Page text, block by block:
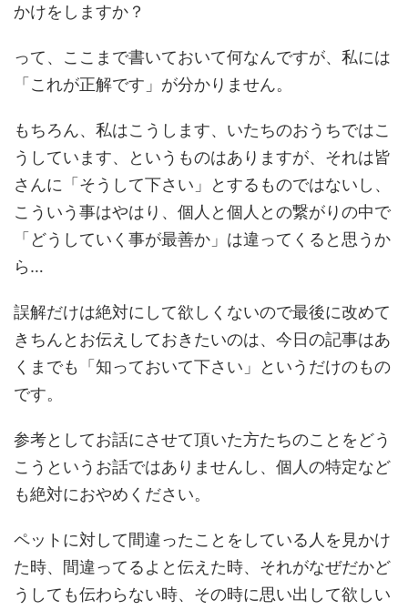
かけをしますか？
って、ここまで書いておいて何なんですが、私には
「これが正解です」が分かりません。
もちろん、私はこうします、いたちのおうちではこ
うしています、というものはありますが、それは皆
さんに「そうして下さい」とするものではないし、
こういう事はやはり、個人と個人との繋がりの中で
「どうしていく事が最善か」は違ってくると思うか
ら…
誤解だけは絶対にして欲しくないので最後に改めて
きちんとお伝えしておきたいのは、今日の記事はあ
くまでも「知っておいて下さい」というだけのもの
です。
参考としてお話にさせて頂いた方たちのことをどう
こうというお話ではありませんし、個人の特定など
も絶対におやめください。
ペットに対して間違ったことをしている人を見かけ
た時、間違ってるよと伝えた時、それがなぜだかど
うしても伝わらない時、その時に思い出して欲しい